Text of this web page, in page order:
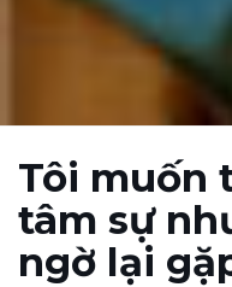
Tôi muốn
tâm sự
ngờ lại